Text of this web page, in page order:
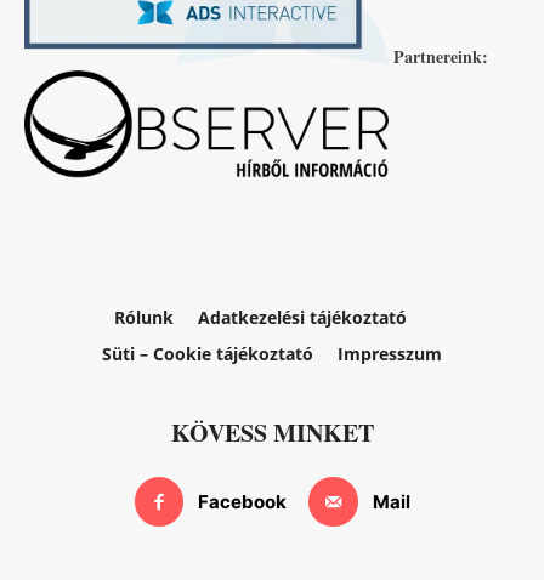
Partnereink:
Rólunk
Adatkezelési tájékoztató
Süti – Cookie tájékoztató
Impresszum
KÖVESS MINKET
Facebook Mail